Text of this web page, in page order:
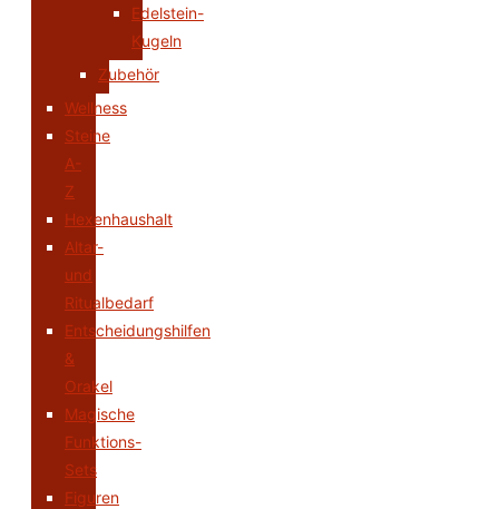
Edelstein-
Kugeln
Zubehör
Wellness
Steine
A-
Z
Hexenhaushalt
Altar-
und
Ritualbedarf
Entscheidungshilfen
&
Orakel
Magische
Funktions-
Sets
Figuren